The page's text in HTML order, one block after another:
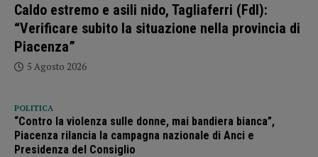
Caldo estremo e asili nido, Tagliaferri (FdI):
“Verificare subito la situazione nella provincia di
Piacenza”
5 Agosto 2026
POLITICA
“Contro la violenza sulle donne, mai bandiera bianca”,
Piacenza rilancia la campagna nazionale di Anci e
Presidenza del Consiglio